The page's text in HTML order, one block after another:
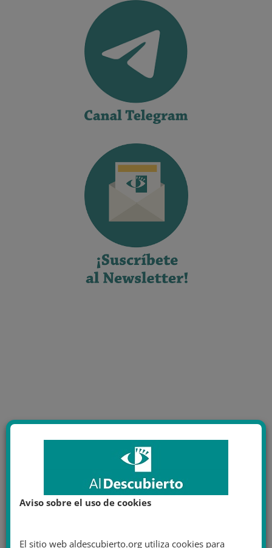
Aviso sobre el uso de cookies
El sitio web aldescubierto.org utiliza cookies para